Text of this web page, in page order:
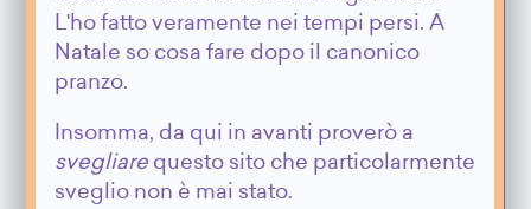
L'ho fatto veramente nei tempi persi. A
Natale so cosa fare dopo il canonico
pranzo.
Insomma, da qui in avanti proverò a
svegliare questo sito che particolarmente
sveglio non è mai stato.